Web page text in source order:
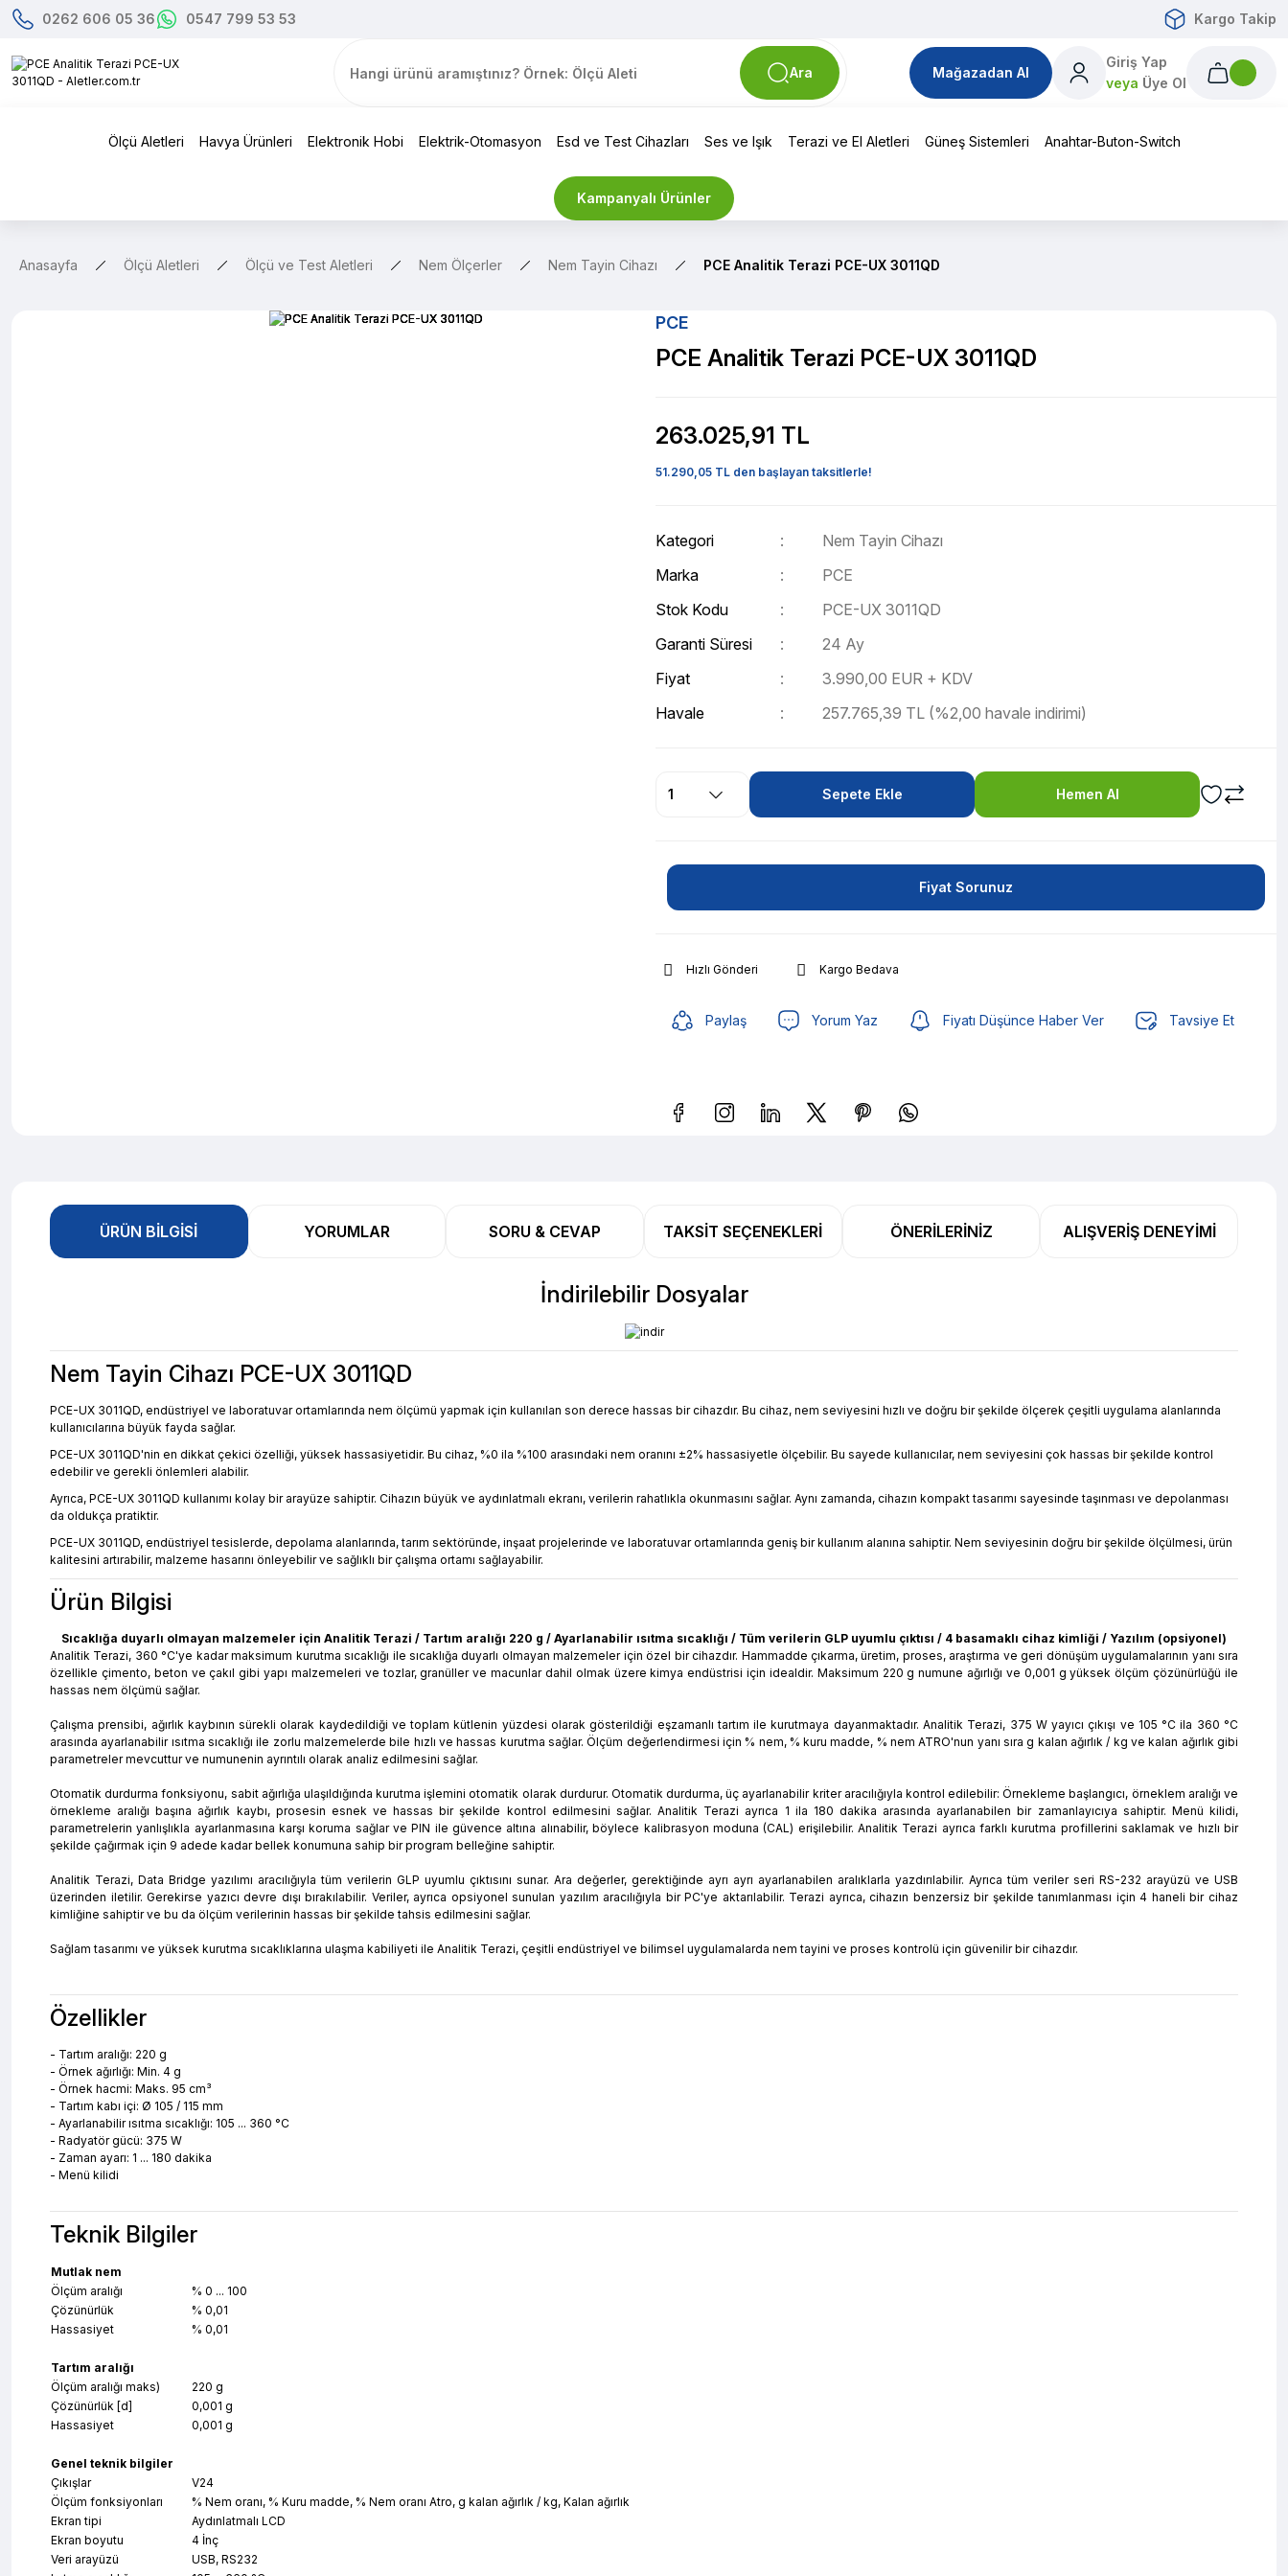
0262 606 05 36 0547 799 53 53 Kargo Takip
Ara Mağazadan Al
Giriş Yap
veya Üye Ol
Ölçü Aletleri Havya Ürünleri Elektronik Hobi Elektrik-Otomasyon Esd ve Test Cihazları Ses ve Işık Terazi ve El Aletleri Güneş Sistemleri Anahtar-Buton-Switch
Kampanyalı Ürünler
Anasayfa Ölçü Aletleri Ölçü ve Test Aletleri Nem Ölçerler Nem Tayin Cihazı PCE Analitik Terazi PCE-UX 3011QD
PCE
PCE Analitik Terazi PCE-UX 3011QD
263.025,91 TL
51.290,05 TL den başlayan taksitlerle!
Kategori
Nem Tayin Cihazı
Marka
PCE
Stok Kodu
PCE-UX 3011QD
Garanti Süresi
24 Ay
Fiyat
3.990,00 EUR + KDV
Havale
257.765,39 TL (%2,00 havale indirimi)
Sepete Ekle Hemen Al
Fiyat Sorunuz
Hızlı Gönderi Kargo Bedava
Paylaş Yorum Yaz Fiyatı Düşünce Haber Ver Tavsiye Et
ÜRÜN BILGISI YORUMLAR SORU & CEVAP TAKSIT SEÇENEKLERI ÖNERILERINIZ ALIŞVERIŞ DENEYIMI
İndirilebilir Dosyalar
Nem Tayin Cihazı PCE-UX 3011QD
PCE-UX 3011QD, endüstriyel ve laboratuvar ortamlarında nem ölçümü yapmak için kullanılan son derece hassas bir cihazdır. Bu cihaz, nem seviyesini hızlı ve doğru bir şekilde ölçerek çeşitli uygulama alanlarında
kullanıcılarına büyük fayda sağlar.
PCE-UX 3011QD'nin en dikkat çekici özelliği, yüksek hassasiyetidir. Bu cihaz, %0 ila %100 arasındaki nem oranını ±2% hassasiyetle ölçebilir. Bu sayede kullanıcılar, nem seviyesini çok hassas bir şekilde kontrol
edebilir ve gerekli önlemleri alabilir.
Ayrıca, PCE-UX 3011QD kullanımı kolay bir arayüze sahiptir. Cihazın büyük ve aydınlatmalı ekranı, verilerin rahatlıkla okunmasını sağlar. Aynı zamanda, cihazın kompakt tasarımı sayesinde taşınması ve depolanması
da oldukça pratiktir.
PCE-UX 3011QD, endüstriyel tesislerde, depolama alanlarında, tarım sektöründe, inşaat projelerinde ve laboratuvar ortamlarında geniş bir kullanım alanına sahiptir. Nem seviyesinin doğru bir şekilde ölçülmesi, ürün
kalitesini artırabilir, malzeme hasarını önleyebilir ve sağlıklı bir çalışma ortamı sağlayabilir.
Ürün Bilgisi
Sıcaklığa duyarlı olmayan malzemeler için Analitik Terazi / Tartım aralığı 220 g / Ayarlanabilir ısıtma sıcaklığı / Tüm verilerin GLP uyumlu çıktısı / 4 basamaklı cihaz kimliği / Yazılım (opsiyonel)
Analitik Terazi, 360 °C'ye kadar maksimum kurutma sıcaklığı ile sıcaklığa duyarlı olmayan malzemeler için özel bir cihazdır. Hammadde çıkarma, üretim, proses, araştırma ve geri dönüşüm uygulamalarının yanı sıra
özellikle çimento, beton ve çakıl gibi yapı malzemeleri ve tozlar, granüller ve macunlar dahil olmak üzere kimya endüstrisi için idealdir. Maksimum 220 g numune ağırlığı ve 0,001 g yüksek ölçüm çözünürlüğü ile
hassas nem ölçümü sağlar.
Çalışma prensibi, ağırlık kaybının sürekli olarak kaydedildiği ve toplam kütlenin yüzdesi olarak gösterildiği eşzamanlı tartım ile kurutmaya dayanmaktadır. Analitik Terazi, 375 W yayıcı çıkışı ve 105 °C ila 360 °C
arasında ayarlanabilir ısıtma sıcaklığı ile zorlu malzemelerde bile hızlı ve hassas kurutma sağlar. Ölçüm değerlendirmesi için % nem, % kuru madde, % nem ATRO'nun yanı sıra g kalan ağırlık / kg ve kalan ağırlık gibi
parametreler mevcuttur ve numunenin ayrıntılı olarak analiz edilmesini sağlar.
Otomatik durdurma fonksiyonu, sabit ağırlığa ulaşıldığında kurutma işlemini otomatik olarak durdurur. Otomatik durdurma, üç ayarlanabilir kriter aracılığıyla kontrol edilebilir: Örnekleme başlangıcı, örneklem aralığı ve
örnekleme aralığı başına ağırlık kaybı, prosesin esnek ve hassas bir şekilde kontrol edilmesini sağlar. Analitik Terazi ayrıca 1 ila 180 dakika arasında ayarlanabilen bir zamanlayıcıya sahiptir. Menü kilidi,
parametrelerin yanlışlıkla ayarlanmasına karşı koruma sağlar ve PIN ile güvence altına alınabilir, böylece kalibrasyon moduna (CAL) erişilebilir. Analitik Terazi ayrıca farklı kurutma profillerini saklamak ve hızlı bir
şekilde çağırmak için 9 adede kadar bellek konumuna sahip bir program belleğine sahiptir.
Analitik Terazi, Data Bridge yazılımı aracılığıyla tüm verilerin GLP uyumlu çıktısını sunar. Ara değerler, gerektiğinde ayrı ayrı ayarlanabilen aralıklarla yazdırılabilir. Ayrıca tüm veriler seri RS-232 arayüzü ve USB
üzerinden iletilir. Gerekirse yazıcı devre dışı bırakılabilir. Veriler, ayrıca opsiyonel sunulan yazılım aracılığıyla bir PC'ye aktarılabilir. Terazi ayrıca, cihazın benzersiz bir şekilde tanımlanması için 4 haneli bir cihaz
kimliğine sahiptir ve bu da ölçüm verilerinin hassas bir şekilde tahsis edilmesini sağlar.
Sağlam tasarımı ve yüksek kurutma sıcaklıklarına ulaşma kabiliyeti ile Analitik Terazi, çeşitli endüstriyel ve bilimsel uygulamalarda nem tayini ve proses kontrolü için güvenilir bir cihazdır.
Özellikler
- Tartım aralığı: 220 g
- Örnek ağırlığı: Min. 4 g
- Örnek hacmi: Maks. 95 cm³
- Tartım kabı içi: Ø 105 / 115 mm
- Ayarlanabilir ısıtma sıcaklığı: 105 ... 360 °C
- Radyatör gücü: 375 W
- Zaman ayarı: 1 ... 180 dakika
- Menü kilidi
Teknik Bilgiler
Mutlak nem
Ölçüm aralığı
% 0 ... 100
Çözünürlük
% 0,01
Hassasiyet
% 0,01
Tartım aralığı
Ölçüm aralığı maks)
220 g
Çözünürlük [d]
0,001 g
Hassasiyet
0,001 g
Genel teknik bilgiler
Çıkışlar
V24
Ölçüm fonksiyonları
% Nem oranı, % Kuru madde, % Nem oranı Atro, g kalan ağırlık / kg, Kalan ağırlık
Ekran tipi
Aydınlatmalı LCD
Ekran boyutu
4 İnç
Veri arayüzü
USB, RS232